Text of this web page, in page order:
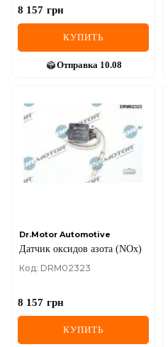
8 157 грн
КУПИТЬ
Отправка 10.08
Dr.Motor Automotive
Датчик оксидов азота (NOx)
Код: DRM02323
8 157 грн
КУПИТЬ